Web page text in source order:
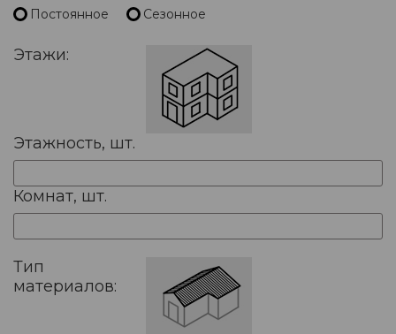
Постоянное Сезонное
Этажи:
Этажность, шт.
Комнат, шт.
Тип
материалов: